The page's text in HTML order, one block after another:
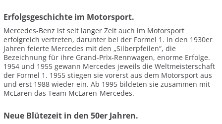
Erfolgsgeschichte im Motorsport.
Mercedes-Benz ist seit langer Zeit auch im Motorsport
erfolgreich vertreten, darunter bei der Formel 1. In den 1930er
Jahren feierte Mercedes mit den „Silberpfeilen“, die
Bezeichnung für ihre Grand-Prix-Rennwagen, enorme Erfolge.
1954 und 1955 gewann Mercedes jeweils die Weltmeisterschaft
der Formel 1. 1955 stiegen sie vorerst aus dem Motorsport aus
und erst 1988 wieder ein. Ab 1995 bildeten sie zusammen mit
McLaren das Team McLaren-Mercedes.
Neue Blütezeit in den 50er Jahren.